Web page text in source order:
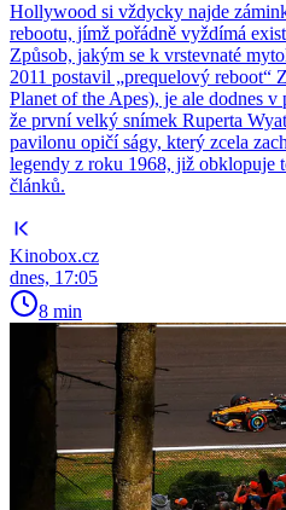
Hollywood si vždycky najde
rebootu, jímž pořádně vyždímá
Způsob, jakým se k vrstevnaté
2011 postavil „prequelový reboot“
Planet of the Apes), je ale dodnes
že první velký snímek Ruperta
pavilonu opičí ságy, který zcela
legendy z roku 1968, již obklopuje
článků.
Kinobox.cz
dnes, 17:05
8 min